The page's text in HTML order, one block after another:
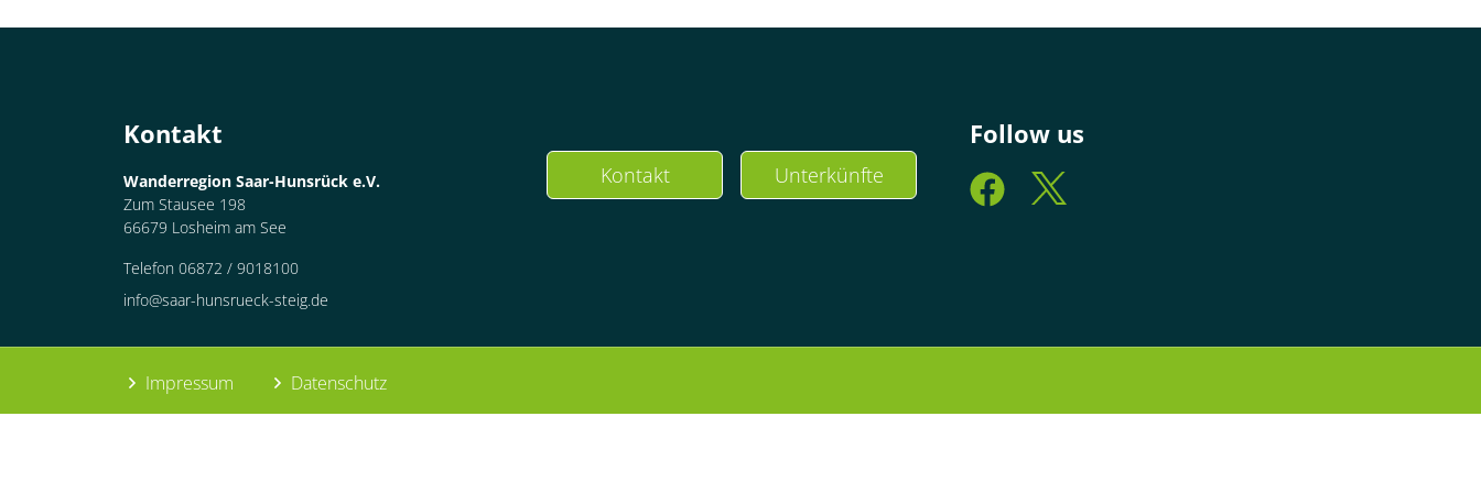
Kontakt
Wanderregion Saar-Hunsrück e.V.
Zum Stausee 198
66679 Losheim am See
Telefon 06872 / 9018100
info@saar-hunsrueck-steig.de
Kontakt Unterkünfte
Follow us
Impressum Datenschutz